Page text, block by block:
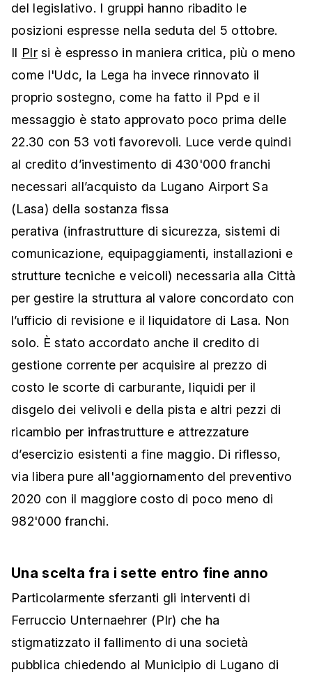
del legislativo. I gruppi hanno ribadito le
posizioni espresse nella seduta del 5 ottobre.
Il Plrsi è espresso in maniera critica, più o meno
come l'Udc, la Lega ha invece rinnovato il
proprio sostegno, come ha fatto il Ppd e il
messaggio è stato approvato poco prima delle
22.30 con 53 voti favorevoli. Luce verde quindi
al credito d’investimento di 430'000 franchi
necessari all’acquisto da Lugano Airport Sa
(Lasa) della sostanza fissa
perativa (infrastrutture di sicurezza, sistemi di
comunicazione, equipaggiamenti, installazioni e
strutture tecniche e veicoli) necessaria alla Città
per gestire la struttura al valore concordato con
l’ufficio di revisione e il liquidatore di Lasa. Non
solo. È stato accordato anche il credito di
gestione corrente per acquisire al prezzo di
costo le scorte di carburante, liquidi per il
disgelo dei velivoli e della pista e altri pezzi di
ricambio per infrastrutture e attrezzature
d’esercizio esistenti a fine maggio. Di riflesso,
via libera pure all'aggiornamento del preventivo
2020 con il maggiore costo di poco meno di
982'000 franchi.
Una scelta fra i sette entro fine anno
Particolarmente sferzanti gli interventi di
Ferruccio Unternaehrer (Plr) che ha
stigmatizzato il fallimento di una società
pubblica chiedendo al Municipio di Lugano di